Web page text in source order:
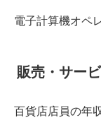
電子計算機オペ
販売・サー
百貨店店員の年